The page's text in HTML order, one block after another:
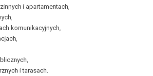
i apartamentach,
komunikacyjnych,
i tarasach.